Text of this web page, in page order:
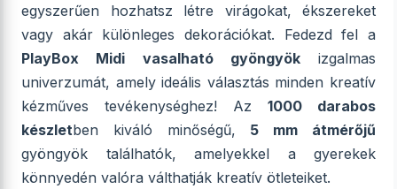
egyszerűen hozhatsz létre virágokat, ékszereket
vagy akár különleges dekorációkat. Fedezd fel a
PlayBox Midi vasalható gyöngyökizgalmas
univerzumát, amely ideális választás minden kreatív
kézműves tevékenységhez! Az 1000 darabos
készletben kiváló minőségű, 5 mm átmérőjű
gyöngyök találhatók, amelyekkel a gyerekek
könnyedén valóra válthatják kreatív ötleteiket.